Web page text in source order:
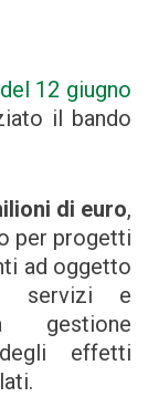
12 giugno
il bando
di euro,
per progetti
ad oggetto
servizi e
gestione
effetti